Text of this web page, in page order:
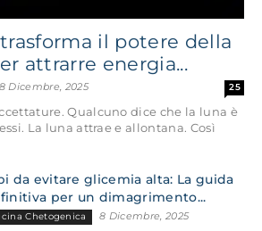
il potere della
attrarre energia...
Dicembre, 2025 25
Qualcuno dice che la luna è
La luna attrae e allontana. Così
da evitare glicemia alta: La guida
per un dimagrimento...
Chetogenica 8 Dicembre, 2025